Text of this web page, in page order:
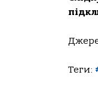
Теги: